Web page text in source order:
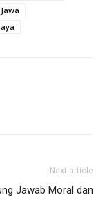
Next article
Jawab Moral dan